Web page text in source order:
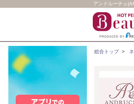
アンドルーチェ
総合トップ>